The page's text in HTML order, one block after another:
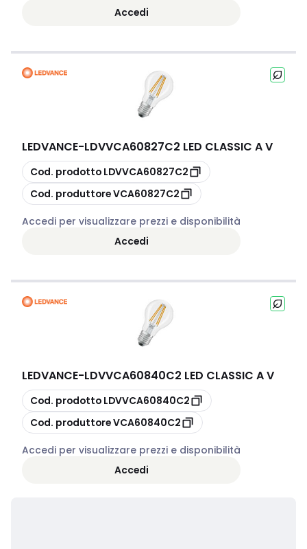
Accedi
LEDVANCE-LDVVCA60827C2 LED CLASSIC A V
copia
Cod. prodotto LDVVCA60827C2
copia
Cod. produttoreVCA60827C2
Accedi per visualizzare prezzi e disponibilità
Accedi
LEDVANCE-LDVVCA60840C2 LED CLASSIC A V
copia
Cod. prodotto LDVVCA60840C2
copia
Cod. produttoreVCA60840C2
Accedi per visualizzare prezzi e disponibilità
Accedi